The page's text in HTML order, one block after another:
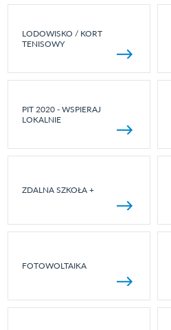
LODOWISKO / KORT
TENISOWY
PIT 2020 - WSPIERAJ
LOKALNIE
ZDALNA SZKOŁA +
FOTOWOLTAIKA